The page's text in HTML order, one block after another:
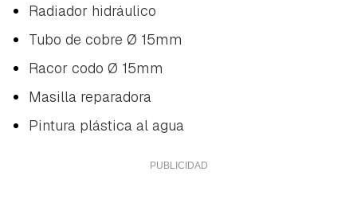
Radiador hidráulico
Tubo de cobre Ø 15mm
Racor codo Ø 15mm
Masilla reparadora
Pintura plástica al agua